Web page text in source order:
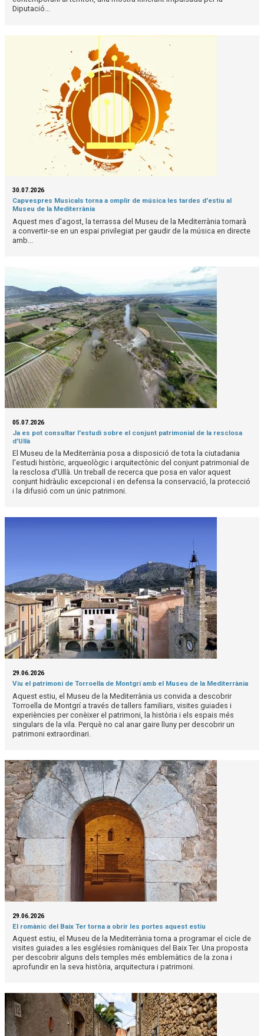
Diputació...
30.07.2026
Capvespres Musicals torna a omplir de música les tardes d'estiu al
Museu de la Mediterrània
Aquest mes d'agost, la terrassa del Museu de la Mediterrània tornarà
a convertir-se en un espai privilegiat per gaudir de la música en directe
amb...
05.07.2026
Ja es pot consultar l'estudi sobre el conjunt patrimonial de la resclosa
d'Ullà
El Museu de la Mediterrània posa a disposició de tota la ciutadania
l'estudi històric, arqueològic i arquitectònic del conjunt patrimonial de
la resclosa d'Ullà. Un treball de recerca que posa en valor aquest
conjunt hidràulic excepcional i en defensa la conservació, la protecció
i la difusió com un únic patrimoni.
29.06.2026
Viu el patrimoni de Torroella de Montgrí amb el Museu de la Mediterrània
Aquest estiu, el Museu de la Mediterrània us convida a descobrir
Torroella de Montgrí a través de tallers familiars, visites guiades i
experiències per conèixer el patrimoni, la història i els espais més
singulars de la vila. Perquè no cal anar gaire lluny per descobrir un
patrimoni extraordinari.
29.06.2026
El romànic del Baix Ter torna a obrir les portes aquest estiu
Aquest estiu, el Museu de la Mediterrània torna a programar el cicle de
visites guiades a les esglésies romàniques del Baix Ter. Una proposta
per descobrir alguns dels temples més emblemàtics de la zona i
aprofundir en la seva història, arquitectura i patrimoni.